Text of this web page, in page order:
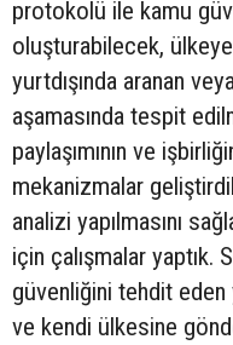
protokolü ile kamu
oluşturabilecek,
yurtdışında aranan
aşamasında tespit
paylaşımının ve
mekanizmalar
analizi yapılmasını
için çalışmalar
güvenliğini tehdit eden
ve kendi ülkesine